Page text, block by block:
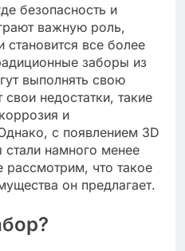
безопасность и
важную роль,
становится все более
заборы из
выполнять свою
недостатки, такие
и
с появлением 3D
намного менее
рассмотрим, что такое
он предлагает.